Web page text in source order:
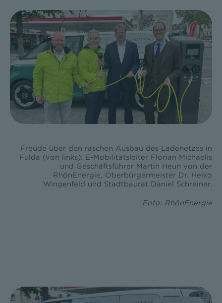
Freude über den raschen Ausbau des Ladenetzes in
Fulda (von links): E-Mobilitätsleiter Florian Michaelis
und Geschäftsführer Martin Heun von der
RhönEnergie, Oberbürgermeister Dr. Heiko
Wingenfeld und Stadtbaurat Daniel Schreiner.
Foto: RhönEnergie